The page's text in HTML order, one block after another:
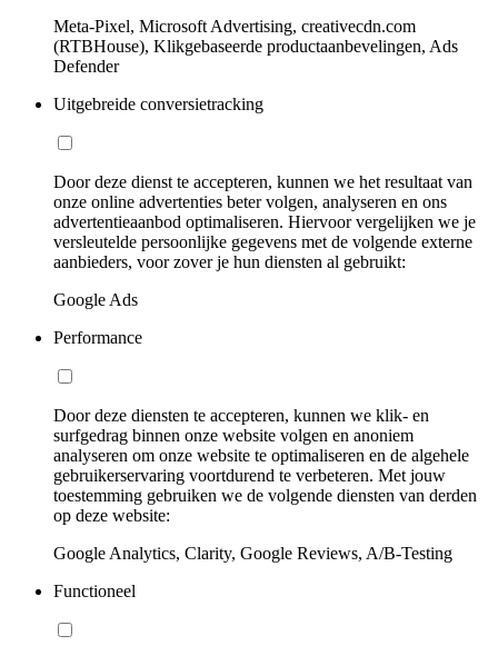
Meta-Pixel, Microsoft Advertising, creativecdn.com
(RTBHouse), Klikgebaseerde productaanbevelingen, Ads
Defender
Uitgebreide conversietracking
Door deze dienst te accepteren, kunnen we het resultaat van
onze online advertenties beter volgen, analyseren en ons
advertentieaanbod optimaliseren. Hiervoor vergelijken we je
versleutelde persoonlijke gegevens met de volgende externe
aanbieders, voor zover je hun diensten al gebruikt:
Google Ads
Performance
Door deze diensten te accepteren, kunnen we klik- en
surfgedrag binnen onze website volgen en anoniem
analyseren om onze website te optimaliseren en de algehele
gebruikerservaring voortdurend te verbeteren. Met jouw
toestemming gebruiken we de volgende diensten van derden
op deze website:
Google Analytics, Clarity, Google Reviews, A/B-Testing
Functioneel